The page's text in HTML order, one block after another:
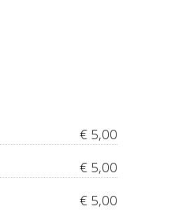
€ 5,00
€ 5,00
€ 5,00